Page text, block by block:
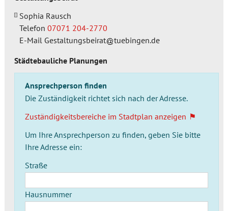
Sophia Rausch
Telefon 07071 204-2770
E-Mail Gestaltungsbeirat
tuebingen.de
Städtebauliche Planungen
Ansprechperson finden
Die Zuständigkeit richtet sich nach der Adresse.
Zuständigkeitsbereiche im Stadtplan anzeigen
Um Ihre Ansprechperson zu finden, geben Sie bitte
Ihre Adresse ein:
Straße
Hausnummer